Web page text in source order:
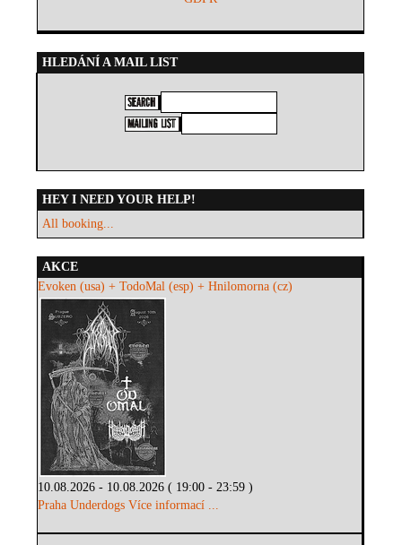
HLEDÁNÍ A MAIL LIST
HEY I NEED YOUR HELP!
All booking...
AKCE
Evoken (usa) + TodoMal (esp) + Hnilomorna (cz)
10.08.2026 - 10.08.2026 ( 19:00 - 23:59 )
Praha Underdogs Více informací ...